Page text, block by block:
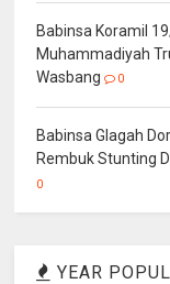
Babinsa Koramil
Muhammadiyah
Wasbang
0
Babinsa Glagah
Rembuk Stunting
0
YEAR